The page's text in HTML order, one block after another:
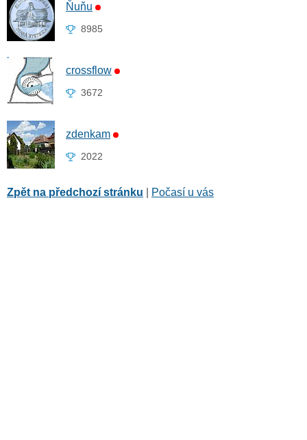
Ňuňu
8985
crossflow
3672
zdenkam
2022
Zpět na předchozí stránku Počasí u vás